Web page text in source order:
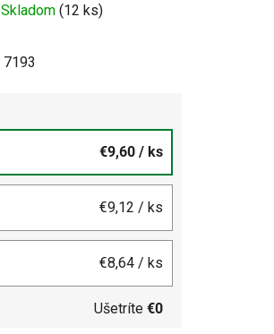
Skladom (12 ks)
7193
€9,60 / ks
€9,12 / ks
€8,64 / ks
Ušetríte €0